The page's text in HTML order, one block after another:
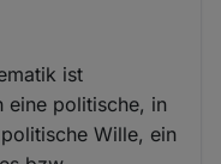
ist
eine politische, in
Wille, ein